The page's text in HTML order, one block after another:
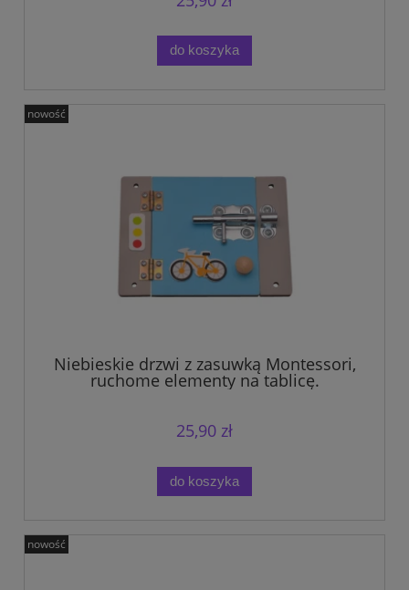
do koszyka
Niebieskie drzwi z zasuwką Montessori,
ruchome elementy na tablicę.
25,90 zł
do koszyka
nowość
nowość